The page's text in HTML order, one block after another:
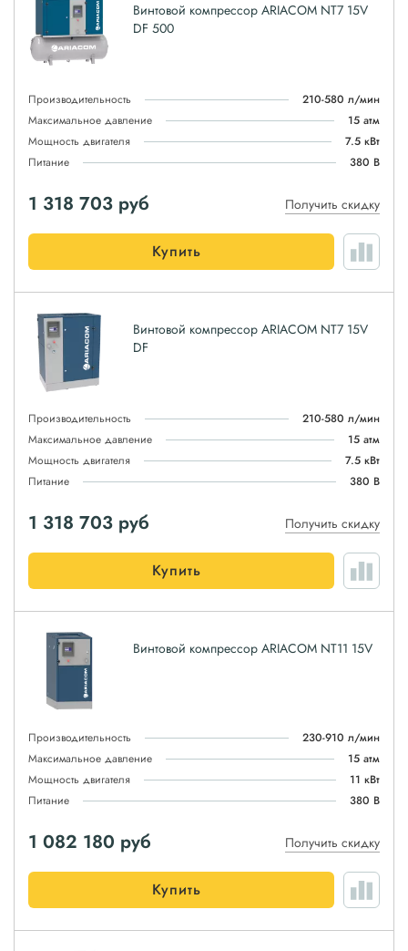
Винтовой компрессор ARIACOM NT7 15V
DF 500
Производительность
210-580 л/мин
Максимальное давление
15 атм
Мощность двигателя
7.5 кВт
Питание
380 В
1 318 703 руб Получить скидку
Купить
Винтовой компрессор ARIACOM NT7 15V
DF
Производительность
210-580 л/мин
Максимальное давление
15 атм
Мощность двигателя
7.5 кВт
Питание
380 В
1 318 703 руб Получить скидку
Купить
Винтовой компрессор ARIACOM NT11 15V
Производительность
230-910 л/мин
Максимальное давление
15 атм
Мощность двигателя
11 кВт
Питание
380 В
1 082 180 руб Получить скидку
Купить